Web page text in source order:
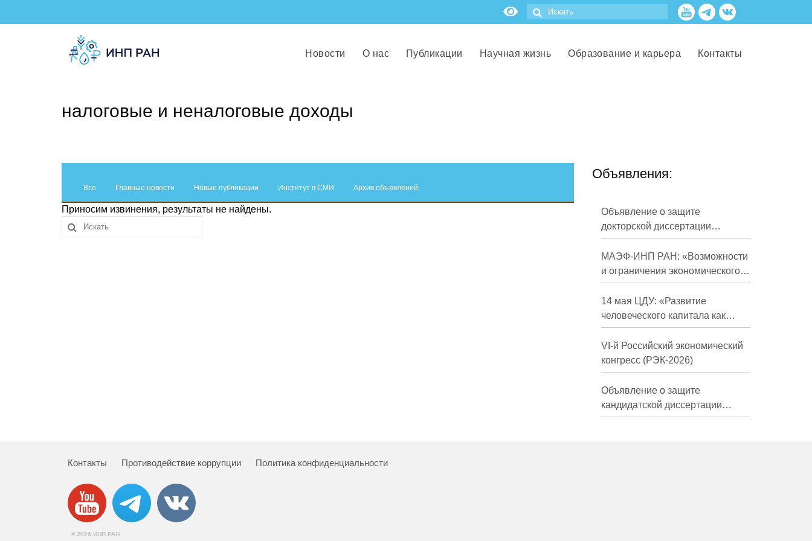
Новости О нас Публикации Научная жизнь Образование и карьера Контакты
налоговые и неналоговые доходы
Все Главные новости Новые публикации Институт в СМИ Архив объявлений
Приносим извинения, результаты не найдены.
Объявления:
Объявление о защите
докторской диссертации
Кузнецова Михаила
Евгеньевича
МАЭФ-ИНП РАН: «Возможности
и ограничения экономического
развития России в средне- и
долгосрочной перспективе»
14 мая ЦДУ: «Развитие
человеческого капитала как
фактор экономического роста»
VI-й Российский экономический
конгресс (РЭК-2026)
Объявление о защите
кандидатской диссертации
Трындиной Николь Сергеевны
Контакты Противодействие коррупции Политика конфиденциальности
© 2026 ИНП РАН